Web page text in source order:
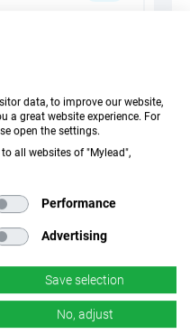
data, to improve our website,
a great website experience. For
open the settings.
all websites of "Mylead",
Performance
Advertising
Save selection
No, adjust